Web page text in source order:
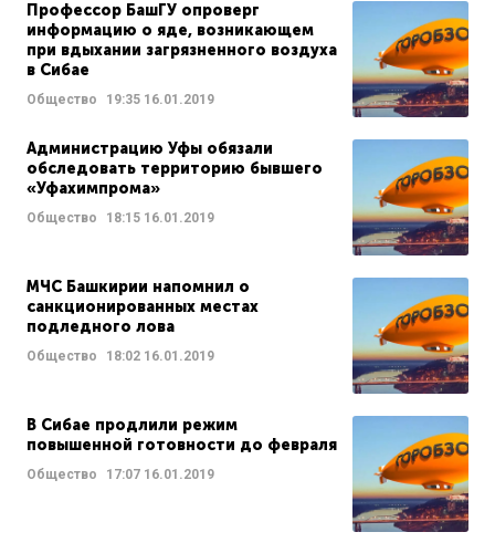
Профессор БашГУ опроверг
информацию о яде, возникающем
при вдыхании загрязненного воздуха
в Сибае
Общество 19:35 16.01.2019
Администрацию Уфы обязали
обследовать территорию бывшего
«Уфахимпрома»
Общество 18:15 16.01.2019
МЧС Башкирии напомнил о
санкционированных местах
подледного лова
Общество 18:02 16.01.2019
В Сибае продлили режим
повышенной готовности до февраля
Общество 17:07 16.01.2019